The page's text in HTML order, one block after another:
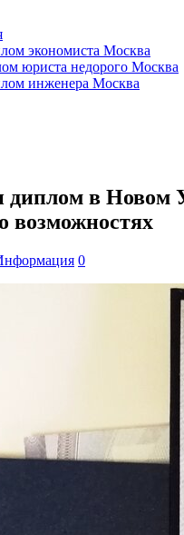
экономиста Москва
юриста недорого Москва
инженера Москва
диплом в Новом
возможностях
0